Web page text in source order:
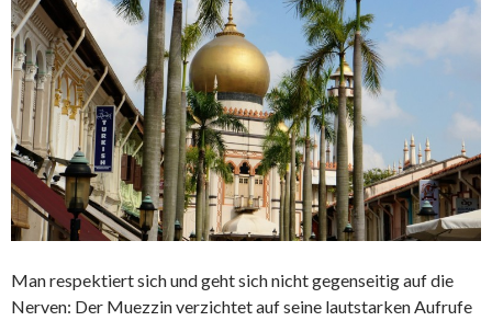
Man respektiert sich und geht sich nicht gegenseitig auf die
Nerven: Der Muezzin verzichtet auf seine lautstarken Aufrufe